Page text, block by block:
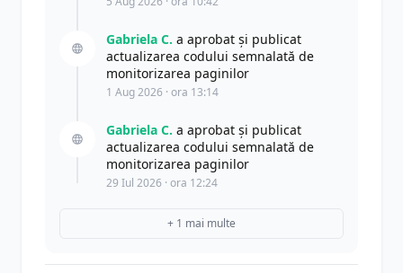
Gabriela C. a aprobat și publicat
actualizarea codului semnalată de
monitorizarea paginilor
1 Aug 2026 · ora 13:14
Gabriela C. a aprobat și publicat
actualizarea codului semnalată de
monitorizarea paginilor
29 Iul 2026 · ora 12:24
+ 1 mai multe